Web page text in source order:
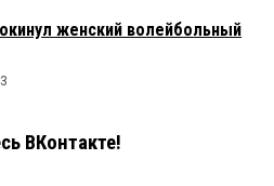
женский волейбольный
ВКонтакте!